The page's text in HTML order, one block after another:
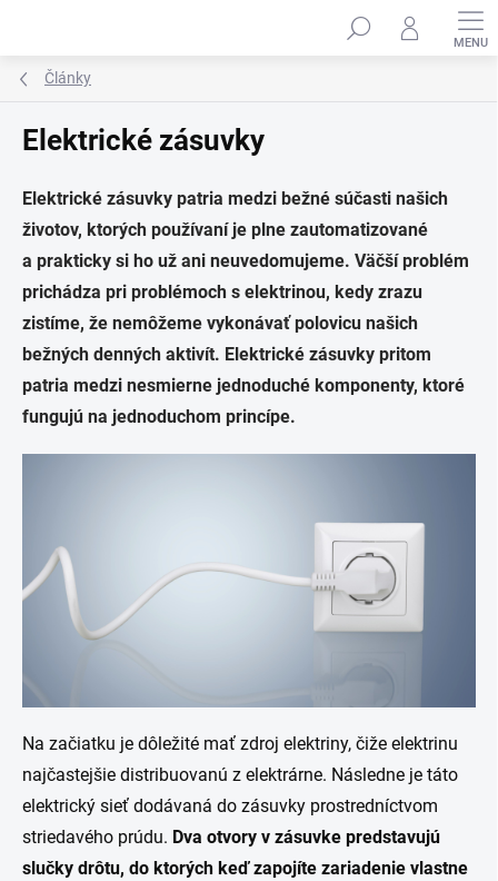
Články
Elektrické zásuvky
Elektrické zásuvky patria medzi bežné súčasti našich
životov, ktorých používaní je plne zautomatizované
a prakticky si ho už ani neuvedomujeme. Väčší problém
prichádza pri problémoch s elektrinou, kedy zrazu
zistíme, že nemôžeme vykonávať polovicu našich
bežných denných aktivít. Elektrické zásuvky pritom
patria medzi nesmierne jednoduché komponenty, ktoré
fungujú na jednoduchom princípe.
Na začiatku je dôležité mať zdroj elektriny, čiže elektrinu
najčastejšie distribuovanú z elektrárne. Následne je táto
elektrický sieť dodávaná do zásuvky prostredníctvom
striedavého prúdu. Dva otvory v zásuvke predstavujú
slučky drôtu, do ktorých keď zapojíte zariadenie vlastne